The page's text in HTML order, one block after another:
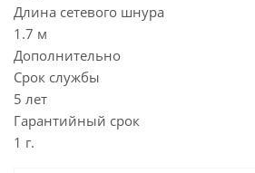
Длина сетевого шнура
1.7 м
Дополнительно
Срок службы
5 лет
Гарантийный срок
1 г.